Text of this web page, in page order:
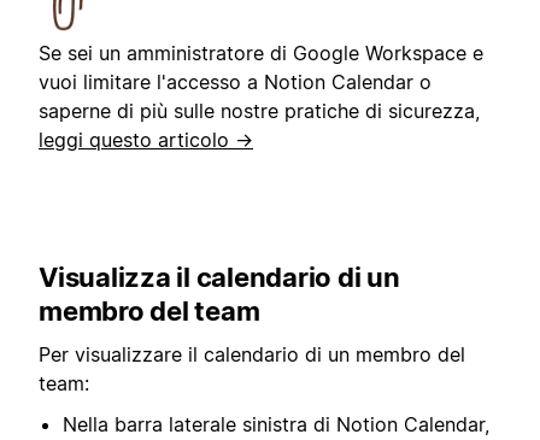
Se sei un amministratore di Google Workspace e
vuoi limitare l'accesso a Notion Calendar o
saperne di più sulle nostre pratiche di sicurezza,
leggi questo articolo →
Visualizza il calendario di un
membro del team
Per visualizzare il calendario di un membro del
team:
Nella barra laterale sinistra di Notion Calendar,